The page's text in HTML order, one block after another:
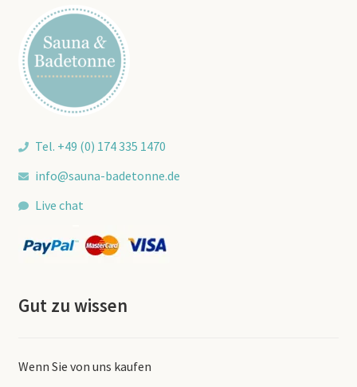
Tel. +49 (0) 174 335 1470
info@sauna-badetonne.de
Live chat
Gut zu wissen
Wenn Sie von uns kaufen